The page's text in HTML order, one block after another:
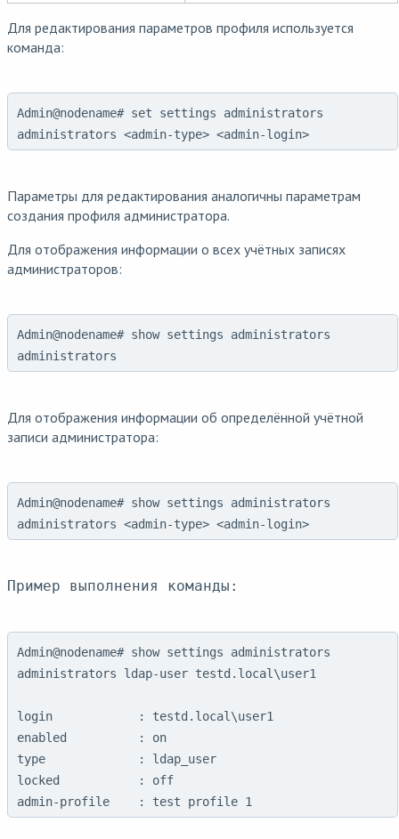
Для редактирования параметров профиля используется
команда:
Admin@nodename# set settings administrators
administrators <admin-type> <admin-login>
Параметры для редактирования аналогичны параметрам
создания профиля администратора.
Для отображения информации о всех учётных записях
администраторов:
Admin@nodename# show settings administrators
administrators
Для отображения информации об определённой учётной
записи администратора:
Admin@nodename# show settings administrators
administrators <admin-type> <admin-login>
Пример выполнения команды:
Admin@nodename# show settings administrators
administrators ldap-user testd.local\user1
login            : testd.local\user1
enabled          : on
type             : ldap_user
locked           : off